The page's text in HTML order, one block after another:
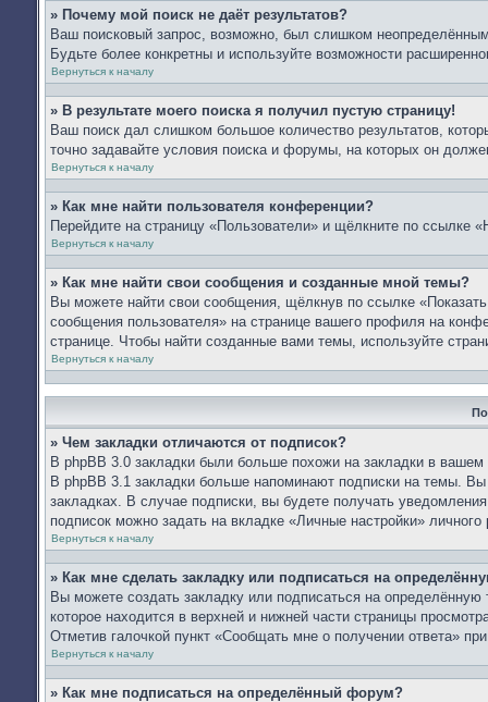
» Почему мой поиск не даёт результатов?
Ваш поисковый запрос, возможно, был слишком
Будьте более конкретны и используйте возможности
Вернуться к началу
» В результате моего поиска я получил пустую страницу!
Ваш поиск дал слишком большое количество результатов,
точно задавайте условия поиска и форумы, на которых он
Вернуться к началу
» Как мне найти пользователя конференции?
Перейдите на страницу «Пользователи» и щёлкните по ссылке
Вернуться к началу
» Как мне найти свои сообщения и созданные мной темы?
Вы можете найти свои сообщения, щёлкнув по ссылке
сообщения пользователя» на странице вашего профиля на
странице. Чтобы найти созданные вами темы, используйте
Вернуться к началу
» Чем закладки отличаются от подписок?
В phpBB 3.0 закладки были больше похожи на закладки в
В phpBB 3.1 закладки больше напоминают подписки на темы.
закладках. В случае подписки, вы будете получать
подписок можно задать на вкладке «Личные настройки» личного
Вернуться к началу
» Как мне сделать закладку или подписаться на
Вы можете создать закладку или подписаться на
которое находится в верхней и нижней части страницы
Отметив галочкой пункт «Сообщать мне о получении ответа»
Вернуться к началу
» Как мне подписаться на определённый форум?